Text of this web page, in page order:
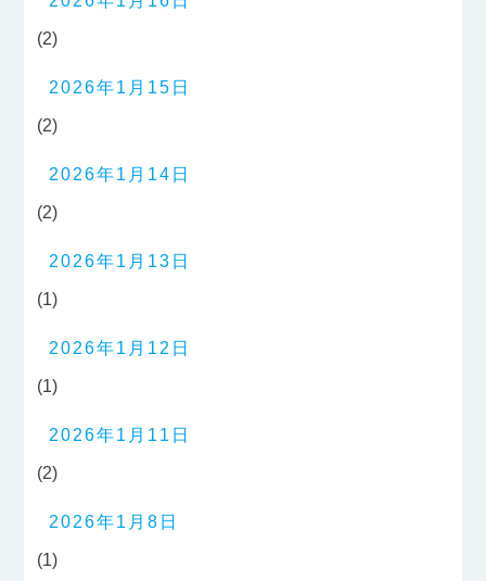
(2)
2026年1月15日
(2)
2026年1月14日
(2)
2026年1月13日
(1)
2026年1月12日
(1)
2026年1月11日
(2)
2026年1月8日
(1)